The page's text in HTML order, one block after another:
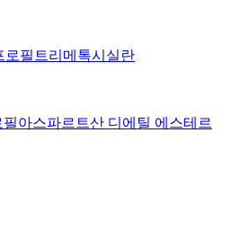
로필트리메톡시실란
아스파르트산 디에틸 에스테르